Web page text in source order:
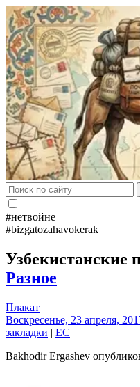
#нетвойне
#bizgatozahavokerak
Узбекистанские
Разное
Плакат
Воскресенье, 23 апреля,
закладки | EC
Bakhodir Ergashev